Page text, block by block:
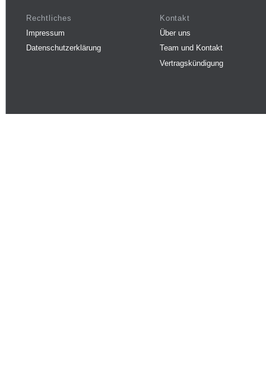
Rechtliches
Impressum
Datenschutzerklärung
Kontakt
Über uns
Team und Kontakt
Vertragskündigung